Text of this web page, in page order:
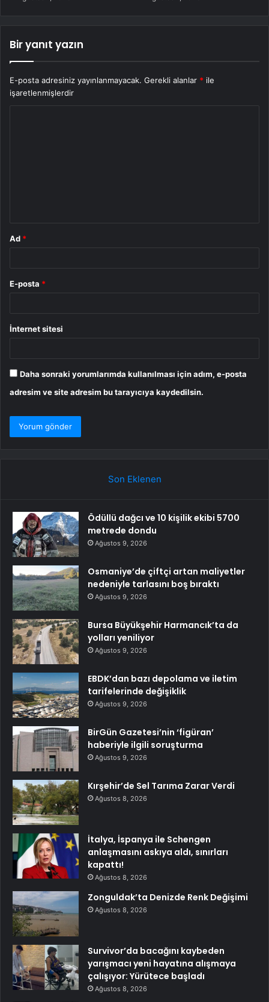
Bir yanıt yazın
E-posta adresiniz yayınlanmayacak. Gerekli alanlar * ile
işaretlenmişlerdir
Ad *
E-posta *
İnternet sitesi
Daha sonraki yorumlarımda kullanılması için adım, e-posta
adresim ve site adresim bu tarayıcıya kaydedilsin.
Son Eklenen
Ödüllü dağcı ve 10 kişilik ekibi 5700
metrede dondu
Ağustos 9, 2026
Osmaniye’de çiftçi artan maliyetler
nedeniyle tarlasını boş bıraktı
Ağustos 9, 2026
Bursa Büyükşehir Harmancık’ta da
yolları yeniliyor
Ağustos 9, 2026
EBDK’dan bazı depolama ve iletim
tarifelerinde değişiklik
Ağustos 9, 2026
BirGün Gazetesi’nin ‘figüran’
haberiyle ilgili soruşturma
Ağustos 9, 2026
Kırşehir’de Sel Tarıma Zarar Verdi
Ağustos 8, 2026
İtalya, İspanya ile Schengen
anlaşmasını askıya aldı, sınırları
kapattı!
Ağustos 8, 2026
Zonguldak’ta Denizde Renk Değişimi
Ağustos 8, 2026
Survivor’da bacağını kaybeden
yarışmacı yeni hayatına alışmaya
çalışıyor: Yürütece başladı
Ağustos 8, 2026